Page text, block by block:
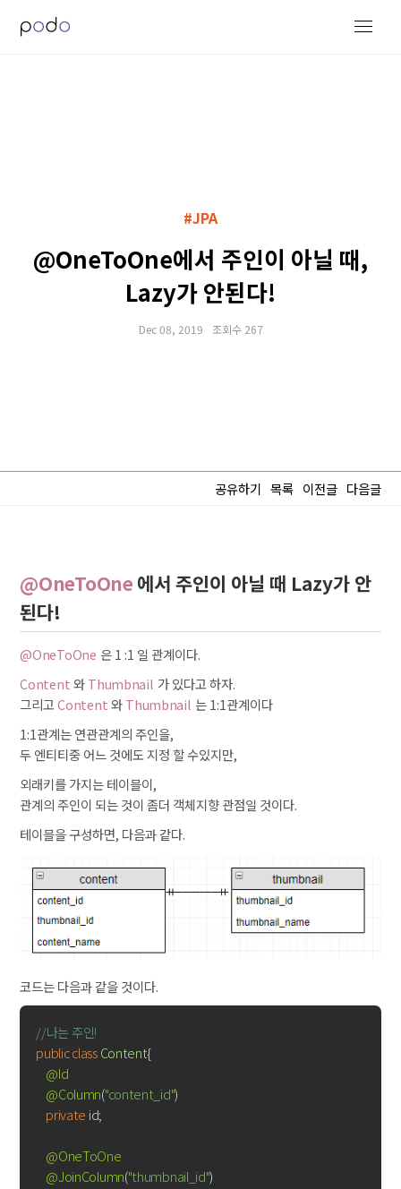
#JPA
@OneToOne에서 주인이 아닐 때,
Lazy가 안된다!
Dec 08, 2019 조회수 267
공유하기 목록 이전글 다음글
@OneToOne 에서 주인이 아닐 때 Lazy가 안
된다!
@OneToOne 은 1 :1 일 관계이다.
Content 와Thumbnail 가 있다고 하자.
그리고Content 와Thumbnail 는 1:1관계이다
1:1관계는 연관관계의 주인을,
두 엔티티중 어느 것에도 지정 할 수있지만,
외래키를 가지는 테이블이,
관계의 주인이 되는 것이 좀더 객체지향 관점일 것이다.
테이블을 구성하면, 다음과 같다.
코드는 다음과 같을 것이다.
//나는 주인!
publicclass Content{
@Id
@Column("content_id")
private id;
@OneToOne
@JoinColumn("thumbnail_id")